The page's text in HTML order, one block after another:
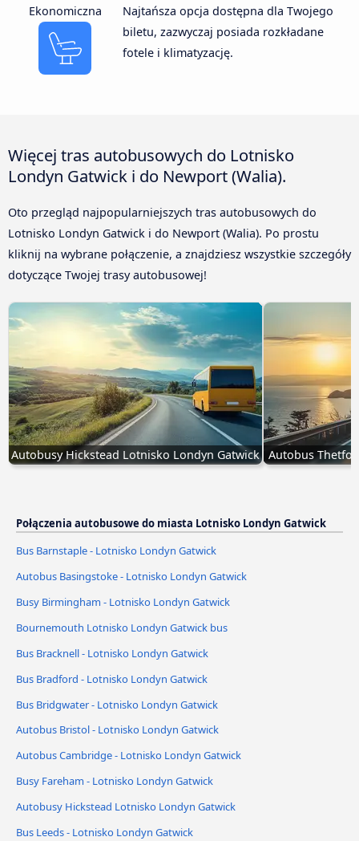
Ekonomiczna
Najtańsza opcja dostępna dla Twojego
biletu, zazwyczaj posiada rozkładane
fotele i klimatyzację.
Więcej tras autobusowych do Lotnisko
Londyn Gatwick i do Newport (Walia).
Oto przegląd najpopularniejszych tras autobusowych do
Lotnisko Londyn Gatwick i do Newport (Walia). Po prostu
kliknij na wybrane połączenie, a znajdziesz wszystkie szczegóły
dotyczące Twojej trasy autobusowej!
Autobusy Hickstead Lotnisko Londyn Gatwick Autobus
Połączenia autobusowe do miasta Lotnisko Londyn Gatwick
Bus Barnstaple - Lotnisko Londyn Gatwick
Autobus Basingstoke - Lotnisko Londyn Gatwick
Busy Birmingham - Lotnisko Londyn Gatwick
Bournemouth Lotnisko Londyn Gatwick bus
Bus Bracknell - Lotnisko Londyn Gatwick
Bus Bradford - Lotnisko Londyn Gatwick
Bus Bridgwater - Lotnisko Londyn Gatwick
Autobus Bristol - Lotnisko Londyn Gatwick
Autobus Cambridge - Lotnisko Londyn Gatwick
Busy Fareham - Lotnisko Londyn Gatwick
Autobusy Hickstead Lotnisko Londyn Gatwick
Bus Leeds - Lotnisko Londyn Gatwick